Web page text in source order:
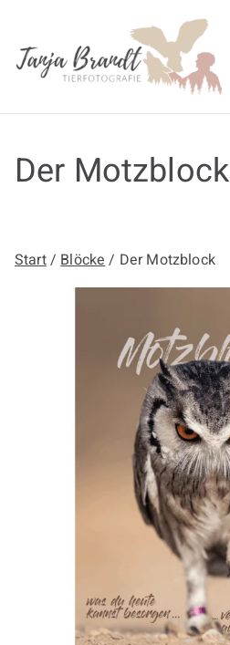
springen
Der Motzblock
Start/Blöcke/ Der Motzblock